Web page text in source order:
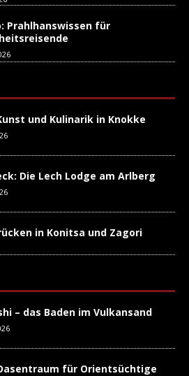
Prahlhanswissen für
und Kulinarik in Knokke
Die Lech Lodge am Arlberg
in Konitsa und Zagori
– das Baden im Vulkansand
für Orientsüchtige